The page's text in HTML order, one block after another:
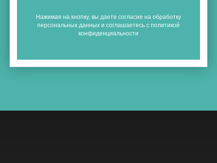
Нажимая на кнопку, вы даете согласие на обработку
персональных данных и соглашаетесь с политикой
конфиденциальности